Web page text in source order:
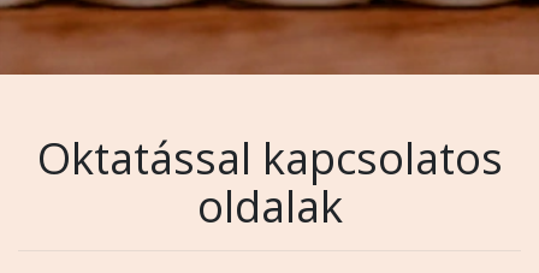
Oktatással kapcsolatos
oldalak